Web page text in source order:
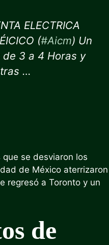
ELECTRICA
(#Aicm) Un
3 a 4 Horas y
…
se desviaron los
de México aterrizaron
regresó a Toronto y un
de